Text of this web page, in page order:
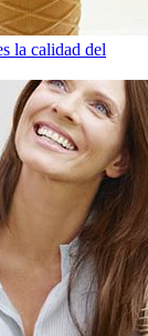
la calidad del